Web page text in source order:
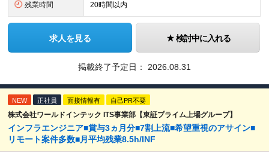
残業時間 20時間以内
求人を見る 検討中に入れる
掲載終了予定日： 2026.08.31
NEW 正社員 面接情報有 自己PR不要
株式会社ワールドインテック ITS事業部【東証プライム上場グループ】
インフラエンジニア■賞与3ヵ月分■7割上流■希望重視のアサイン■
リモート案件多数■月平均残業8.5h/INF